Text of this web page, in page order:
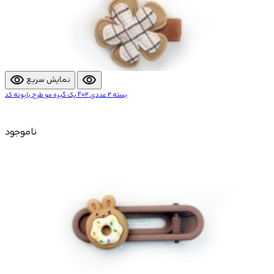
visibility نمایش سریع visibility
پک گیره مو طرح بابونه کد F02 بسته 2 عددی
ناموجود